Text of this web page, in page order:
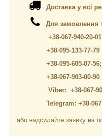
Доставка у всі
Для замовлення
+38-067-940-20-01;
+38-095-133-77-79
+38-095-605-07-56;
+38-067-903-00-90
Viber: +38-067-
Telegram: +38-067-
або надсилайте заявку на